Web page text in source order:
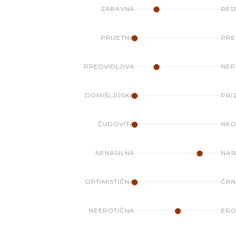
ZABAVNA
PRIJETNA
PREDVIDLJIVA
DOMIŠLJIJSKA
ČUDOVITA
NENASILNA
OPTIMISTIČNA
NEEROTIČNA